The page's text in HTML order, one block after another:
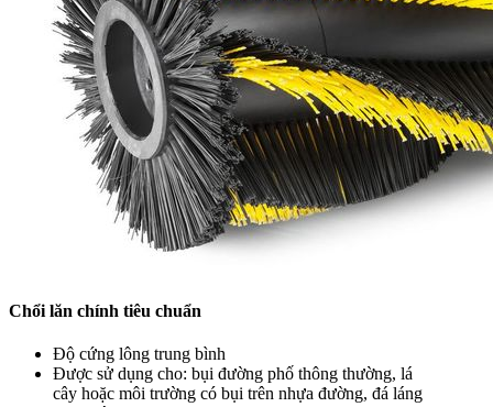
Chổi lăn chính tiêu chuẩn
Độ cứng lông trung bình
Được sử dụng cho: bụi đường phố thông thường, lá
cây hoặc môi trường có bụi trên nhựa đường, đá láng